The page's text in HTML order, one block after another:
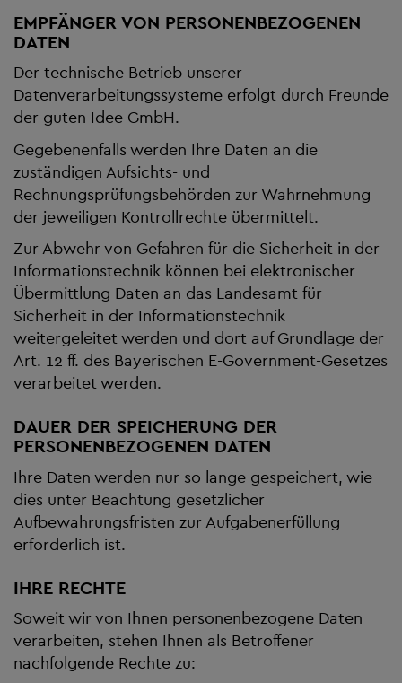
EMPFÄNGER VON PERSONENBEZOGENEN
DATEN
Der technische Betrieb unserer
Datenverarbeitungssysteme erfolgt durch Freunde
der guten Idee GmbH.
Gegebenenfalls werden Ihre Daten an die
zuständigen Aufsichts- und
Rechnungsprüfungsbehörden zur Wahrnehmung
der jeweiligen Kontrollrechte übermittelt.
Zur Abwehr von Gefahren für die Sicherheit in der
Informationstechnik können bei elektronischer
Übermittlung Daten an das Landesamt für
Sicherheit in der Informationstechnik
weitergeleitet werden und dort auf Grundlage der
Art. 12 ff. des Bayerischen E-Government-Gesetzes
verarbeitet werden.
DAUER DER SPEICHERUNG DER
PERSONENBEZOGENEN DATEN
Ihre Daten werden nur so lange gespeichert, wie
dies unter Beachtung gesetzlicher
Aufbewahrungsfristen zur Aufgabenerfüllung
erforderlich ist.
IHRE RECHTE
Soweit wir von Ihnen personenbezogene Daten
verarbeiten, stehen Ihnen als Betroffener
nachfolgende Rechte zu: